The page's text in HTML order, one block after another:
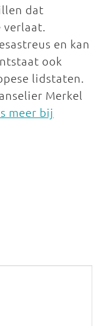
dat
verlaat.
en kan
ook
lidstaten.
Merkel
meer bij